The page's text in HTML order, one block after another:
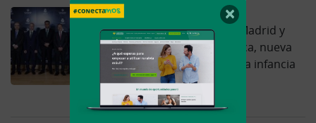
La Fundación Real Madrid y
Caja Rural Salamanca, nueva
alianza en favor de la infancia
vulnerable
Leer más
×